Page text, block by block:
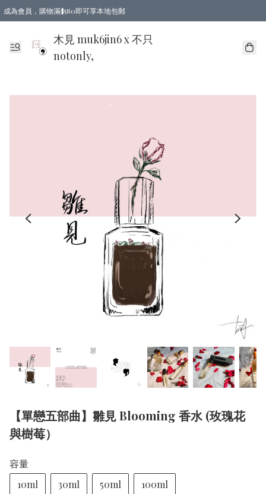
成為會員，購物滿$580即可享本地包郵
亞洲地區買滿$780包郵，歐美地區買滿$980包郵
木見 muk6jin6 x 不只
notonly,
【單戀五部曲】雛見 Blooming 香水 (玫瑰花
與樹莓）
容量
10ml
30ml 50ml 100ml